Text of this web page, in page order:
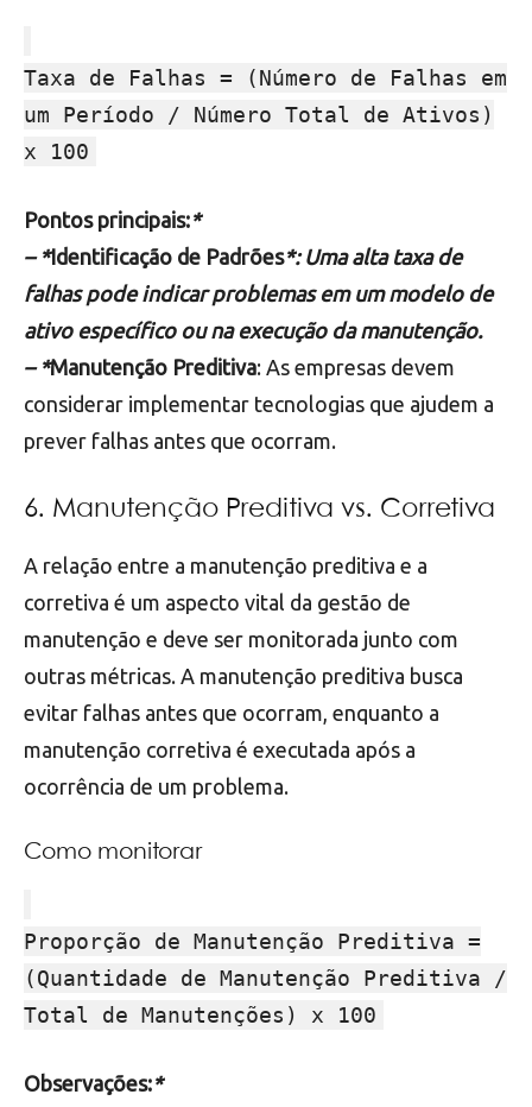
Taxa de Falhas = (Número de Falhas em
um Período / Número Total de Ativos)
x 100
Pontos principais:*
– *Identificação de Padrões*: Uma alta taxa de
falhas pode indicar problemas em um modelo de
ativo específico ou na execução da manutenção.
– *Manutenção Preditiva: As empresas devem
considerar implementar tecnologias que ajudem a
prever falhas antes que ocorram.
6. Manutenção Preditiva vs. Corretiva
A relação entre a manutenção preditiva e a
corretiva é um aspecto vital da gestão de
manutenção e deve ser monitorada junto com
outras métricas. A manutenção preditiva busca
evitar falhas antes que ocorram, enquanto a
manutenção corretiva é executada após a
ocorrência de um problema.
Como monitorar
Proporção de Manutenção Preditiva =
(Quantidade de Manutenção Preditiva /
Total de Manutenções) x 100
Observações:*